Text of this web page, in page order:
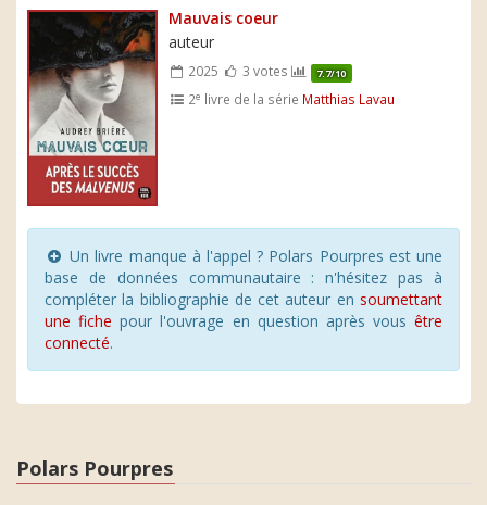
Mauvais coeur
auteur
2025 3 votes 7.7/10
2e livre de la série Matthias Lavau
Un livre manque à l'appel ? Polars Pourpres est une
base de données communautaire : n'hésitez pas à
compléter la bibliographie de cet auteur en soumettant
une fiche pour l'ouvrage en question après vous être
connecté.
Polars Pourpres